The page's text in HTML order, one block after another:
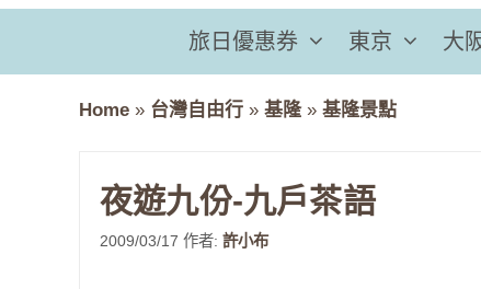
容
旅日優惠券 東京 大
Home » 台灣自由行 » 基隆» 基隆景點
夜遊九份-九戶茶語
2009/03/17 作者: 許小布